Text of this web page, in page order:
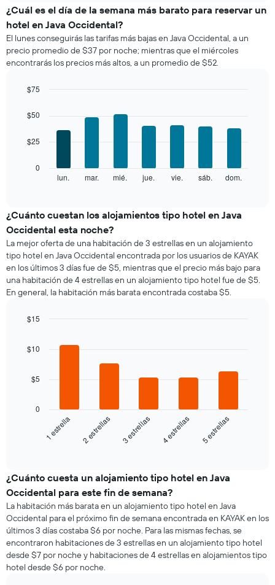
de
estrellas
El
gráfico
muestra
indica
categorías
El
gráfico
muestra
1
eje
X
que
indica
precio
promedio
una
doble,
calculado
partir
últimos
el
precio
promedio
de
una
habitación
mes
gráfico
eje
que
El
gráfico
muestra
1
eje
Y
que
indica
precio
de
una
¿Cuál es el día de la semana más barato para reservar un
hotel en Java Occidental?
El lunes conseguirás las tarifas más bajas en Java Occidental, a un
precio promedio de $37 por noche; mientras que el miércoles
encontrarás los precios más altos, a un promedio de $52.
chart
with
bars.
siguiente
el
precio
promedio
de
una
habitación
por
cada
de
El
muestra
la
semana.
El
gráfico
muestra
1
eje
Y
que
graphic.
lun. mar. mié. jue. vie. sáb. dom.
0
$25
$50
$75
¿Cuánto cuestan los alojamientos tipo hotel en Java
Occidental esta noche?
La mejor oferta de una habitación de 3 estrellas en un alojamiento
tipo hotel en Java Occidental encontrada por los usuarios de KAYAK
en los últimos 3 días fue de $5, mientras que el precio más bajo para
una habitación de 4 estrellas en un alojamiento tipo hotel fue de $5.
En general, la habitación más barata encontrada costaba $5.
with
siguiente
muestra
de
una
habitación
para
esta
noche,
calculado
a
partir
1 estrella 2 estrellas 3 estrellas 4 estrellas 5 estrellas
0
$5
$10
$15
¿Cuánto cuesta un alojamiento tipo hotel en Java
Occidental para este fin de semana?
La habitación más barata en un alojamiento tipo hotel en Java
Occidental para el próximo fin de semana encontrada en KAYAK en los
últimos 3 días costaba $6 por noche. Para las mismas fechas, se
encontraron habitaciones de 3 estrellas en un alojamiento tipo hotel
desde $7 por noche y habitaciones de 4 estrellas en alojamientos tipo
hotel desde $6 por noche.